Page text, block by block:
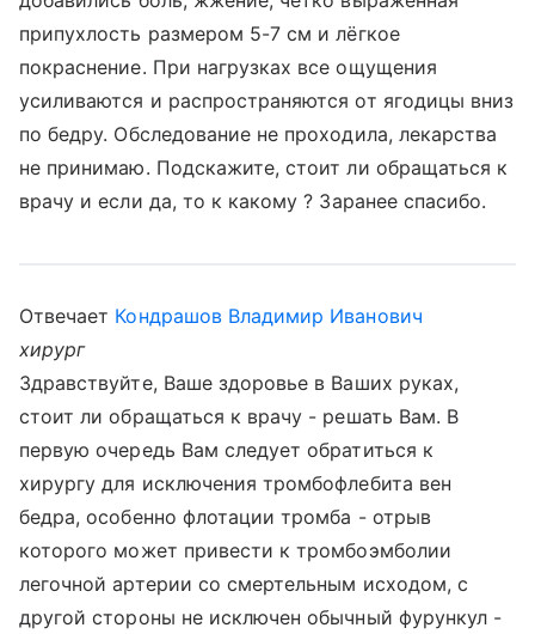
припухлость размером 5-7 см и лёгкое
покраснение. При нагрузках все ощущения
усиливаются и распространяются от ягодицы вниз
по бедру. Обследование не проходила, лекарства
не принимаю. Подскажите, стоит ли обращаться к
врачу и если да, то к какому ? Заранее спасибо.
Отвечает Кондрашов Владимир Иванович
хирург
Здравствуйте, Ваше здоровье в Ваших руках,
стоит ли обращаться к врачу - решать Вам. В
первую очередь Вам следует обратиться к
хирургу для исключения тромбофлебита вен
бедра, особенно флотации тромба - отрыв
которого может привести к тромбоэмболии
легочной артерии со смертельным исходом, с
другой стороны не исключен обычный фурункул -